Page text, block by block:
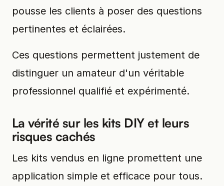
pousse les clients à poser des questions
pertinentes et éclairées.
Ces questions permettent justement de
distinguer un amateur d'un véritable
professionnel qualifié et expérimenté.
La vérité sur les kits DIY et leurs
risques cachés
Les kits vendus en ligne promettent une
application simple et efficace pour tous.